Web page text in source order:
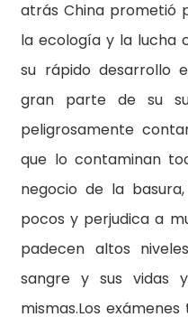
atrás China prometió
la ecología y la lucha
su rápido desarrollo
gran parte de su
peligrosamente
que lo contaminan
negocio de la
pocos y perjudica a
padecen altos
sangre y sus vidas
mismas.Los